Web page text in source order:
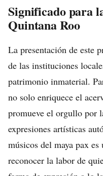
Significado para
Quintana Roo
La presentación de este
de las instituciones
patrimonio inmaterial.
no solo enriquece el
promueve el orgullo por
expresiones artísticas
músicos del maya pax
reconocer la labor de